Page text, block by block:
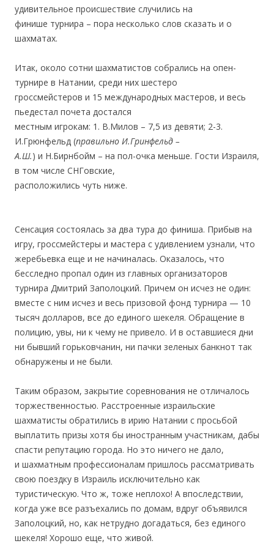
удивительное происшествие случились на
финише турнира – пора несколько слов сказать и о
шахматах.
Итак, около сотни шахматистов собрались на опен-
турнире в Натании, среди них шестеро
гроссмейстеров и 15 международных мастеров, и весь
пьедестал почета достался
местным игрокам: 1. В.Милов – 7,5 из девяти; 2-3.
И.Грюнфельд (правильно И.Гринфельд –
А.Ш.) и Н.Бирнбойм – на пол-очка меньше. Гости Израиля,
в том числе СНГовские,
расположились чуть ниже.
Сенсация состоялась за два тура до финиша. Прибыв на
игру, гроссмейстеры и мастера с удивлением узнали, что
жеребьевка еще и не начиналась. Оказалось, что
бесследно пропал один из главных организаторов
турнира Дмитрий Заполоцкий. Причем он исчез не один:
вместе с ним исчез и весь призовой фонд турнира — 10
тысяч долларов, все до единого шекеля. Обращение в
полицию, увы, ни к чему не привело. И в оставшиеся дни
ни бывший горьковчанин, ни пачки зеленых банкнот так
обнаружены и не были.
Таким образом, закрытие соревнования не отличалось
торжественностью. Расстроенные израильские
шахматисты обратились в ирию Натании с просьбой
выплатить призы хотя бы иностранным участникам, дабы
спасти репутацию города. Но это ничего не дало,
и шахматным профессионалам пришлось рассматривать
свою поездку в Израиль исключительно как
туристическую. Что ж, тоже неплохо! А впоследствии,
когда уже все разъехались по домам, вдруг объявился
Заполоцкий, но, как нетрудно догадаться, без единого
шекеля! Хорошо еще, что живой.